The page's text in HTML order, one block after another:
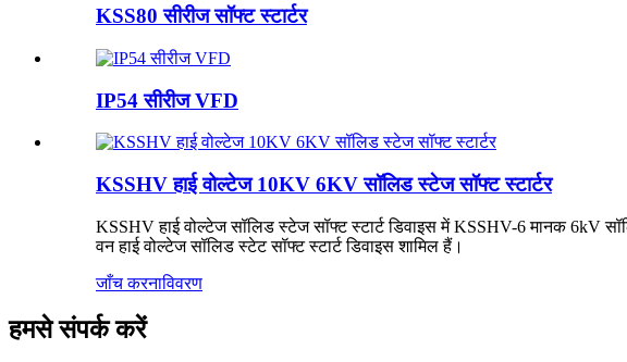
KSS80 सीरीज सॉफ्ट स्टार्टर
IP54 सीरीज VFD
KSSHV हाई वोल्टेज 10KV 6KV सॉलिड स्टेज सॉफ्ट स्टार्टर
KSSHV हाई वोल्टेज सॉलिड स्टेज सॉफ्ट स्टार्ट डिवाइस में KSSHV-6 मानक 6kV
वन हाई वोल्टेज सॉलिड स्टेट सॉफ्ट स्टार्ट डिवाइस शामिल हैं।
जाँच करनाविवरण
हमसे संपर्क करें